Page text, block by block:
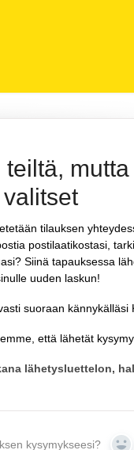
tilauksen
postilaatikostasi,
Siinä tapauksessa
uuden laskun!
suoraan kännykälläsi
että lähetät
lähetysluettelon,
kysymykseesi?